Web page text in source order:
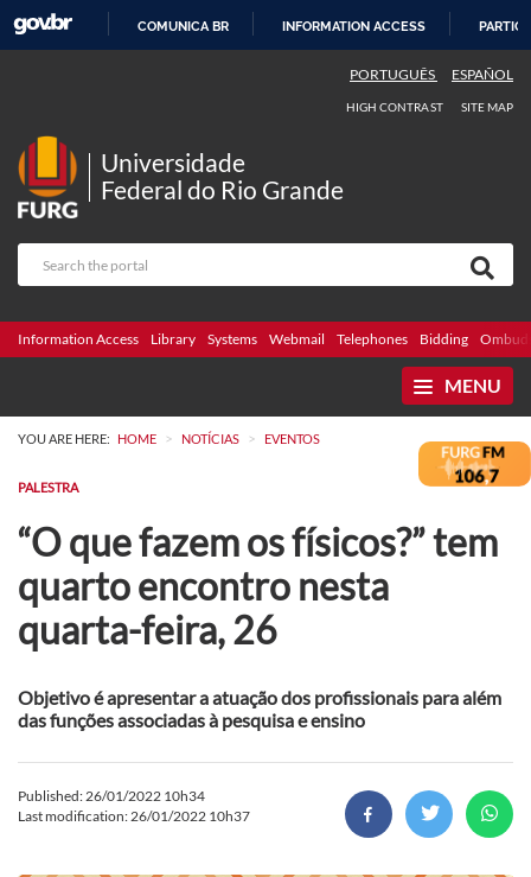
COMUNICA BR INFORMATION ACCESS
PORTUGUÊS ESPAÑOL
HIGH CONTRAST SITE MAP
Universidade
Federal do Rio Grande
Information Access Library Systems Webmail Telephones Bidding
MENU
YOU ARE HERE: HOME > NOTÍCIAS > EVENTOS
PALESTRA
“O que fazem os físicos?” tem
quarto encontro nesta
quarta-feira, 26
Objetivo é apresentar a atuação dos profissionais para além
das funções associadas à pesquisa e ensino
Published: 26/01/2022 10h34
Last modification: 26/01/2022 10h37